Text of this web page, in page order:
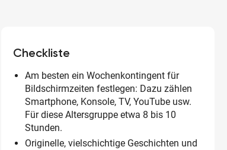
Checkliste
Am besten ein Wochenkontingent für
Bildschirmzeiten festlegen: Dazu zählen
Smartphone, Konsole, TV, YouTube usw.
Für diese Altersgruppe etwa 8 bis 10
Stunden.
Originelle, vielschichtige Geschichten und